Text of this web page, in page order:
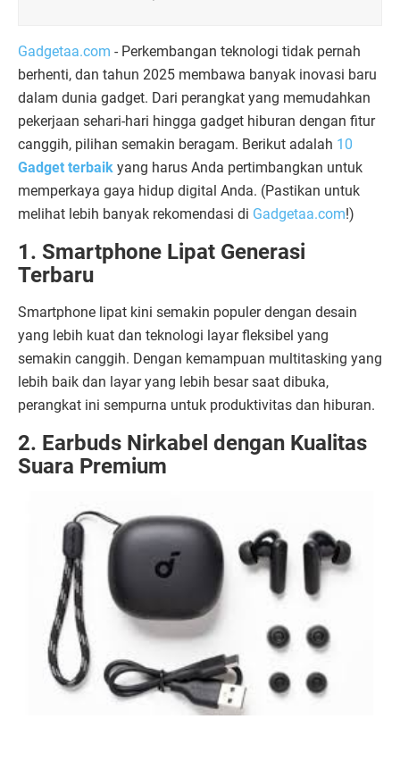
Gadgetaa.com - Perkembangan teknologi tidak pernah
berhenti, dan tahun 2025 membawa banyak inovasi baru
dalam dunia gadget. Dari perangkat yang memudahkan
pekerjaan sehari-hari hingga gadget hiburan dengan fitur
canggih, pilihan semakin beragam. Berikut adalah 10
Gadget terbaik yang harus Anda pertimbangkan untuk
memperkaya gaya hidup digital Anda. (Pastikan untuk
melihat lebih banyak rekomendasi di Gadgetaa.com!)
1. Smartphone Lipat Generasi
Terbaru
Smartphone lipat kini semakin populer dengan desain
yang lebih kuat dan teknologi layar fleksibel yang
semakin canggih. Dengan kemampuan multitasking yang
lebih baik dan layar yang lebih besar saat dibuka,
perangkat ini sempurna untuk produktivitas dan hiburan.
2. Earbuds Nirkabel dengan Kualitas
Suara Premium